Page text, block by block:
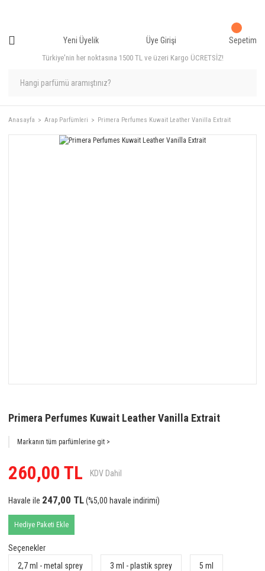
Türkiye'nin her noktasına 1500 TL ve üzeri Kargo ÜCRETSİZ!
Yeni Üyelik Üye Girişi Sepetim
Anasayfa Arap Parfümleri Primera Perfumes Kuwait Leather Vanilla Extrait
Primera Perfumes Kuwait Leather Vanilla Extrait
Markanın tüm parfümlerine git >
260,00 TL KDV Dahil
Havale ile 247,00 TL(%5,00 havale indirimi)
Hediye Paketi Ekle
Seçenekler
2,7 ml - metal sprey
3 ml - plastik sprey 5 ml